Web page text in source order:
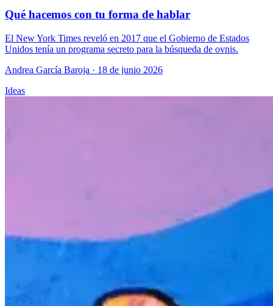
Qué hacemos con tu forma de hablar
El New York Times reveló en 2017 que el Gobierno de Estados
Unidos tenía un programa secreto para la búsqueda de ovnis.
Andrea García Baroja · 18 de junio 2026
Ideas